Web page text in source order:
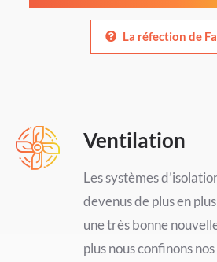
La réfection de
Ventilation
Les systèmes
devenus de plus en
une très bonne
plus nous confinons